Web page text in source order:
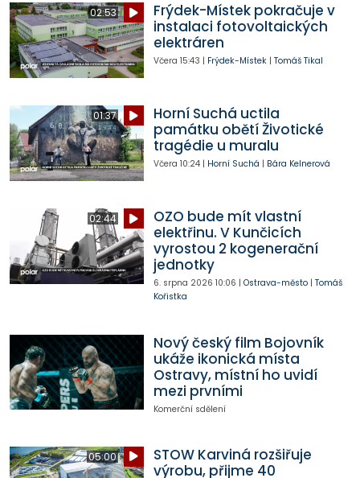
02:53
Frýdek-Místek pokračuje v
instalaci fotovoltaických
elektráren
Včera 15:43 | Frýdek-Místek| Tomáš Tikal
01:37
Horní Suchá uctila
památku obětí Životické
tragédie u muralu
Včera 10:24| Horní Suchá | Bára Kelnerová
02:44
OZO bude mít vlastní
elektřinu. V Kunčicích
vyrostou 2 kogenerační
jednotky
6. srpna 2026 10:06 | Ostrava-město| Tomáš
Kořistka
Nový český film Bojovník
ukáže ikonická místa
Ostravy, místní ho uvidí
mezi prvními
Komerční sdělení
05:00
STOW Karviná rozšiřuje
výrobu, přijme 40